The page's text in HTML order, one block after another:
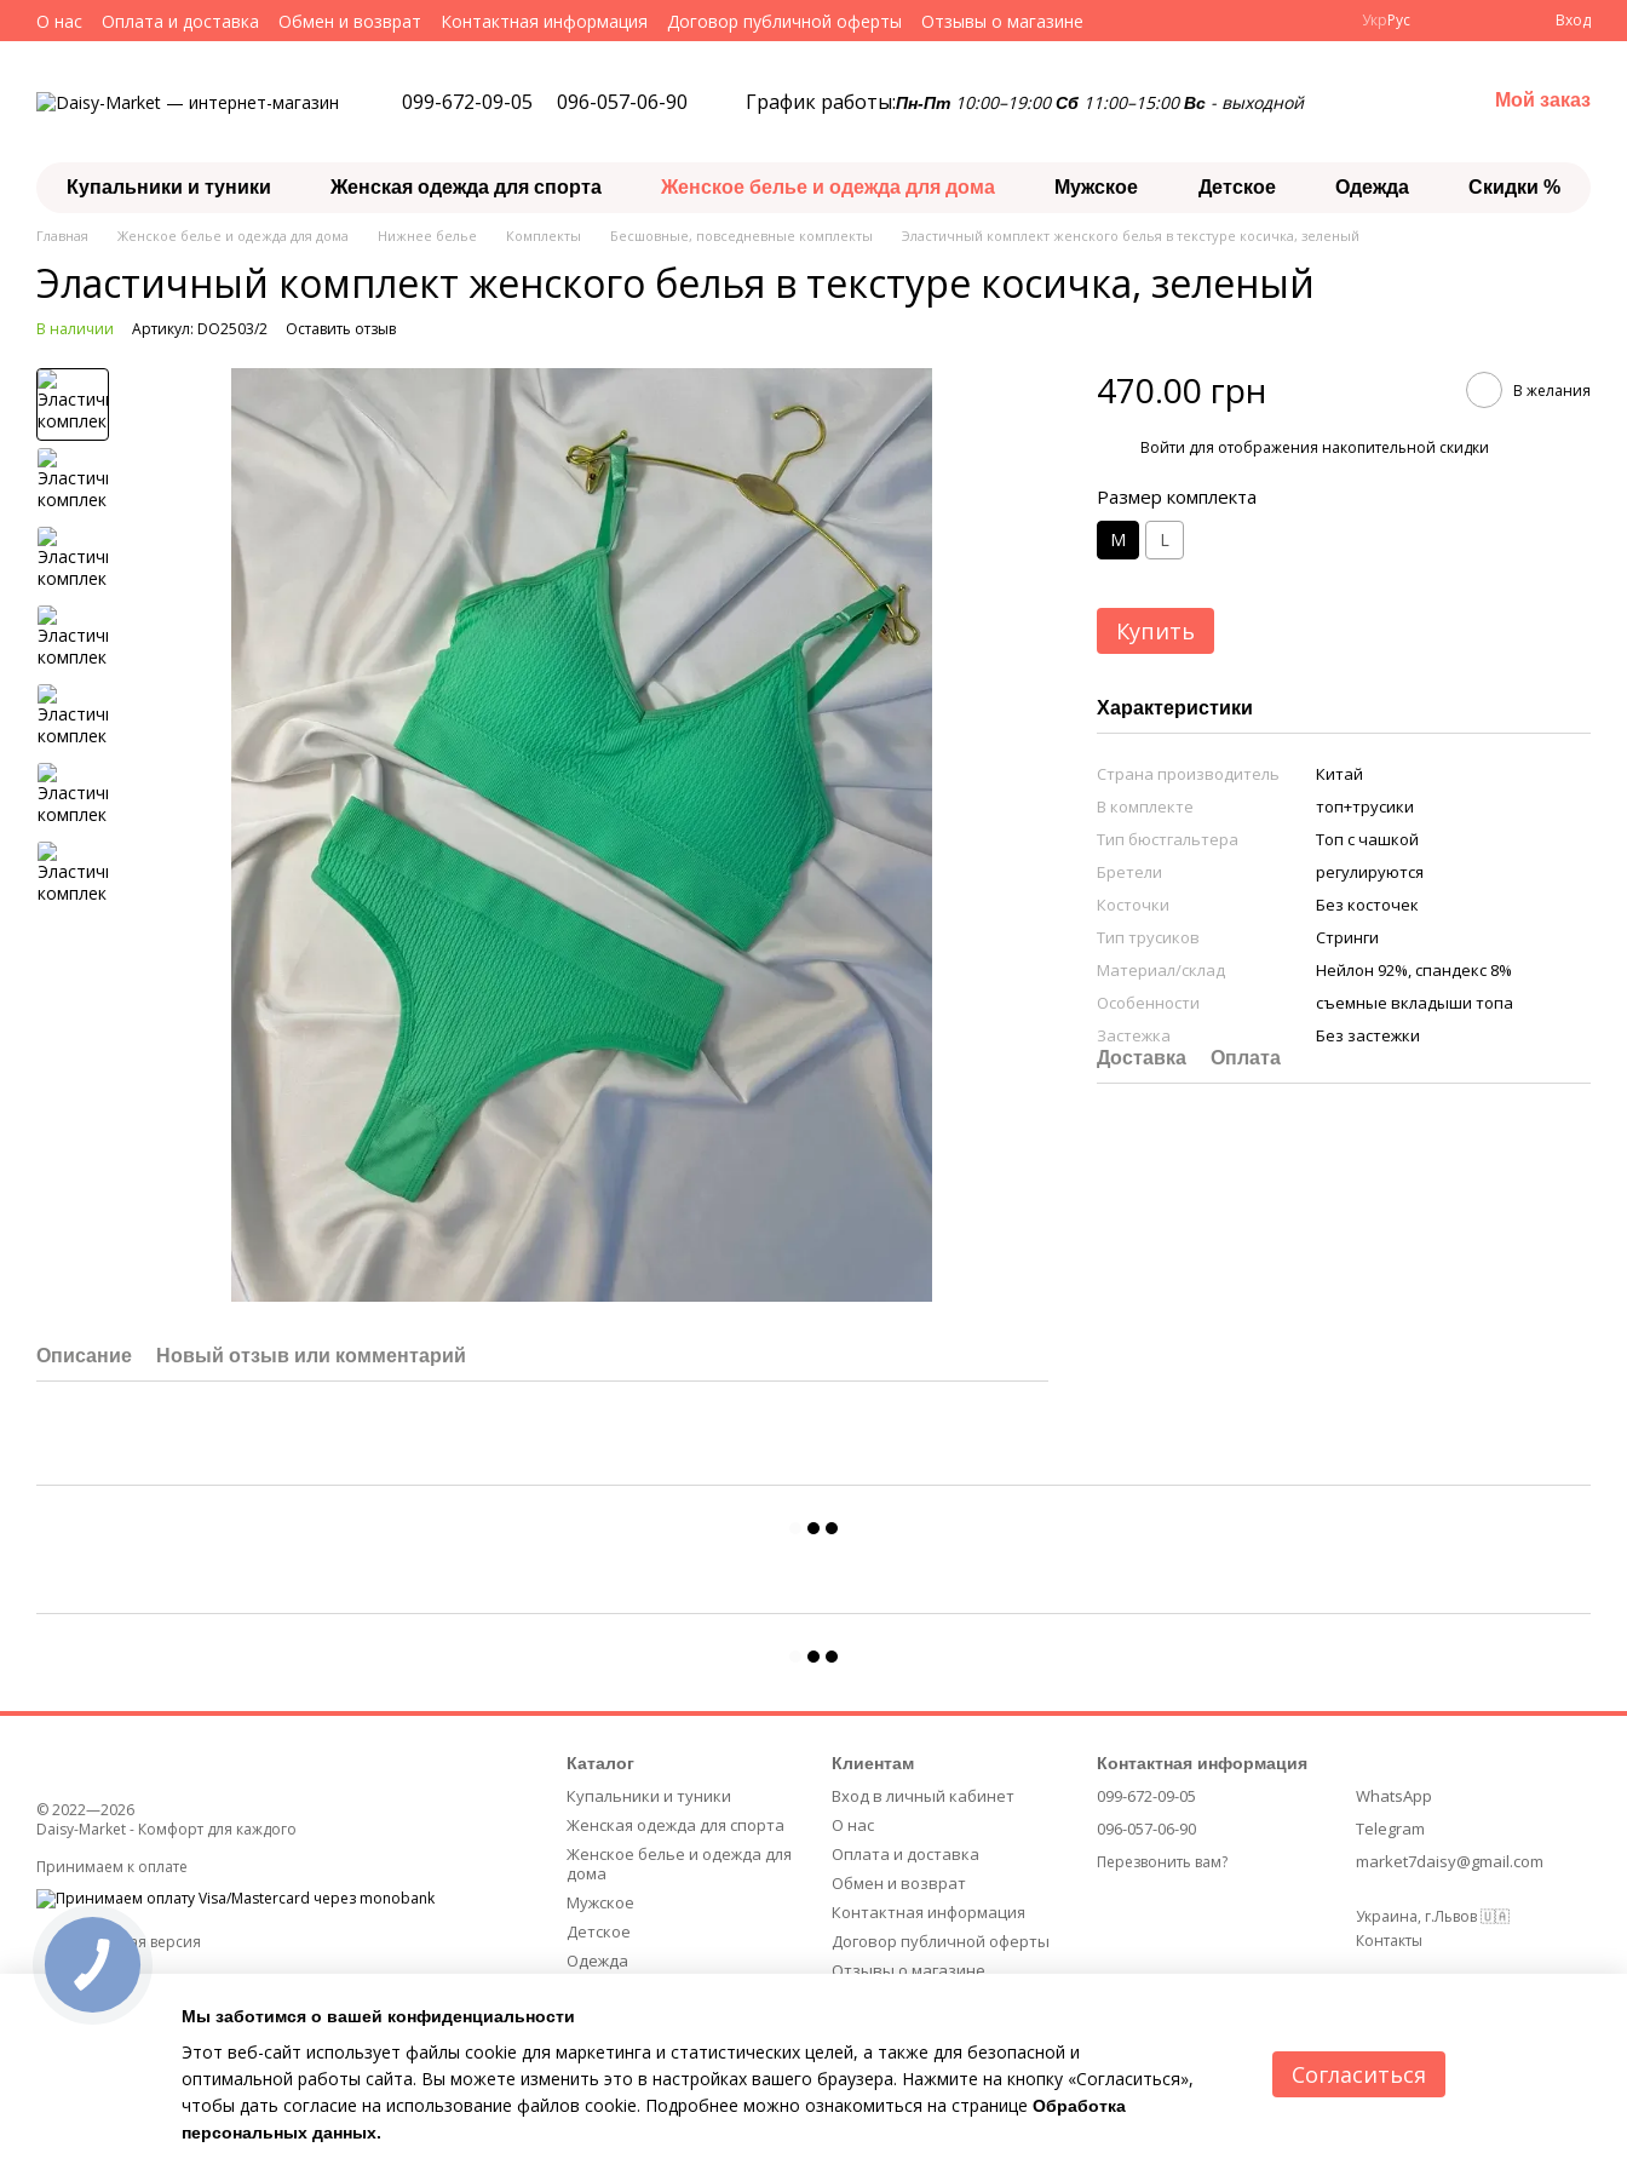
Перейти к основному контенту
О нас Оплата и доставка Обмен и возврат Контактная информация Договор публичной оферты Отзывы о магазине УкрРус Вход
099-672-09-05 096-057-06-90 График работы:Пн-Пт 10:00–19:00Сб 11:00–15:00Вс - выходной Мой заказ
Купальники и туники Женская одежда для спорта Женское белье и одежда для дома Мужское Детское Одежда Скидки %
Главная Женское белье и одежда для дома Нижнее белье Комплекты Бесшовные, повседневные комплекты Эластичный комплект женского белья в текстуре косичка, зеленый
Эластичный комплект женского белья в текстуре косичка, зеленый
В наличии Артикул: DO2503/2 Оставить отзыв
Описание Новый отзыв или комментарий
470.00 грн В желания
Войти для отображения накопительной скидки
Размер комплекта
M L
Купить
Характеристики
Страна производитель
Китай
В комплекте
топ+трусики
Тип бюстгальтера
Топ с чашкой
Бретели
регулируются
Косточки
Без косточек
Тип трусиков
Стринги
Материал/склад
Нейлон 92%, спандекс 8%
Особенности
съемные вкладыши топа
Застежка
Без застежки
Доставка Оплата
© 2022—2026
Daisy-Market - Комфорт для каждого
Принимаем к оплате
Мобильная версия
Каталог
Купальники и туники
Женская одежда для спорта
Женское белье и одежда для
дома
Мужское
Детское
Одежда
Клиентам
Вход в личный кабинет
О нас
Оплата и доставка
Обмен и возврат
Контактная информация
Договор публичной оферты
Отзывы о магазине
Мы в соцсетях
Контактная информация
099-672-09-05
096-057-06-90
Перезвонить вам?
WhatsApp
Telegram
market7daisy@gmail.com
Украина, г.Львов 🇺🇦
Контакты
Мы заботимся о вашей конфиденциальности
Этот веб-сайт использует файлы cookie для маркетинга и статистических целей, а также для безопасной и
оптимальной работы сайта. Вы можете изменить это в настройках вашего браузера. Нажмите на кнопку «Согласиться»,
чтобы дать согласие на использование файлов cookie. Подробнее можно ознакомиться на странице Обработка
персональных данных.
Согласиться